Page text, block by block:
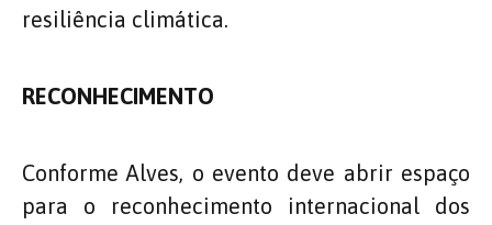
resiliência climática.
RECONHECIMENTO
Conforme Alves, o evento deve abrir espaço
para o reconhecimento internacional dos